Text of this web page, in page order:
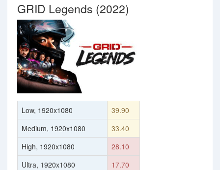
GRID Legends (2022)
Low, 1920x1080
39.90
Medium, 1920x1080
33.40
High, 1920x1080
28.10
Ultra, 1920x1080
17.70